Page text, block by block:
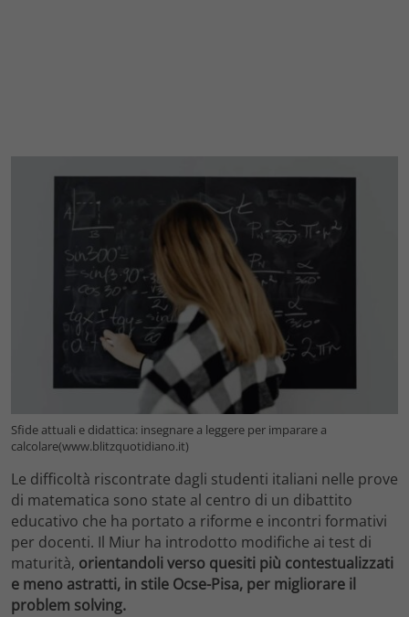
Sfide attuali e didattica: insegnare a leggere per imparare a
calcolare(www.blitzquotidiano.it)
Le difficoltà riscontrate dagli studenti italiani nelle prove
di matematica sono state al centro di un dibattito
educativo che ha portato a riforme e incontri formativi
per docenti. Il Miur ha introdotto modifiche ai test di
maturità, orientandoli verso quesiti più contestualizzati
e meno astratti, in stile Ocse-Pisa, per migliorare il
problem solving.